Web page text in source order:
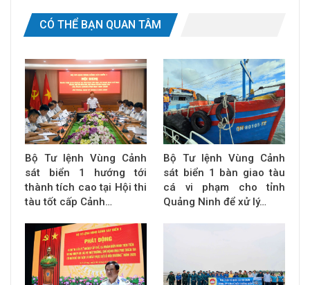
CÓ THỂ BẠN QUAN TÂM
Bộ Tư lệnh Vùng Cảnh
sát biển 1 hướng tới
thành tích cao tại Hội thi
tàu tốt cấp Cảnh…
Bộ Tư lệnh Vùng Cảnh
sát biển 1 bàn giao tàu
cá vi phạm cho tỉnh
Quảng Ninh để xử lý…